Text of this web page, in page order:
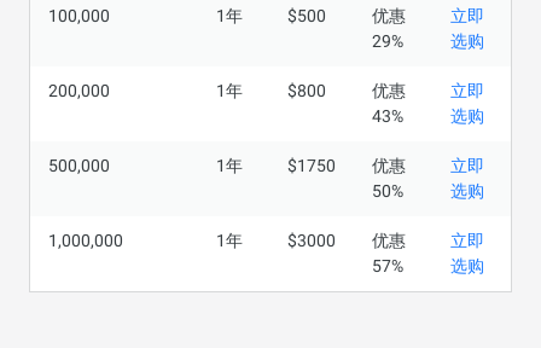
100,000 1年 $500
优惠
29%
立即
选购
200,000 1年 $800
优惠
43%
立即
选购
500,000 1年 $1750
优惠
50%
立即
选购
1,000,000 1年 $3000
优惠
57%
立即
选购